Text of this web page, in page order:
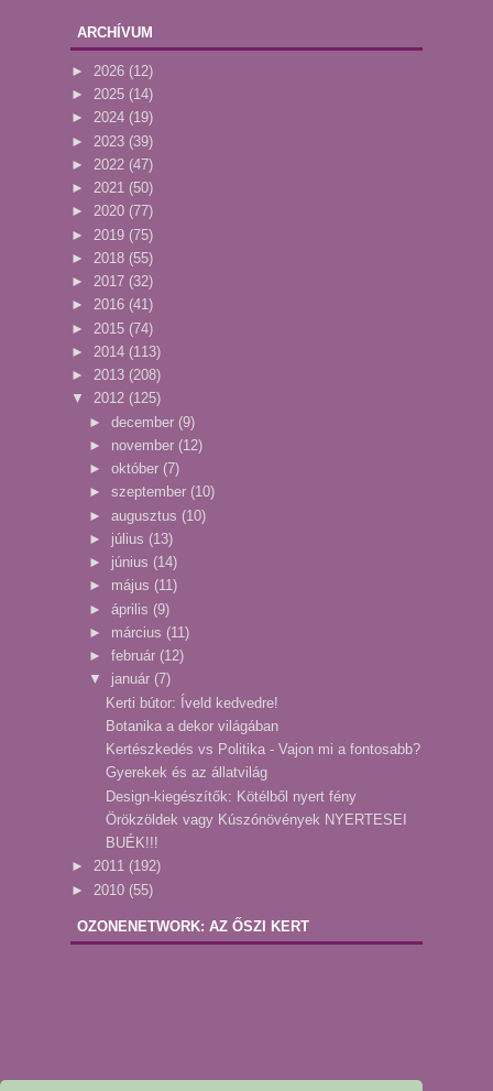
ARCHÍVUM
► 2026 (12)
► 2025 (14)
► 2024 (19)
► 2023 (39)
► 2022 (47)
► 2021 (50)
► 2020 (77)
► 2019 (75)
► 2018 (55)
► 2017 (32)
► 2016 (41)
► 2015 (74)
► 2014 (113)
► 2013 (208)
▼ 2012 (125)
► december (9)
► november (12)
► október (7)
► szeptember (10)
► augusztus (10)
► július (13)
► június (14)
► május (11)
► április (9)
► március (11)
► február (12)
▼ január (7)
Kerti bútor: Íveld kedvedre!
Botanika a dekor világában
Kertészkedés vs Politika - Vajon mi a fontosabb?
Gyerekek és az állatvilág
Design-kiegészítők: Kötélből nyert fény
Örökzöldek vagy Kúszónövények NYERTESEI
BUÉK!!!
► 2011 (192)
► 2010 (55)
OZONENETWORK: AZ ŐSZI KERT